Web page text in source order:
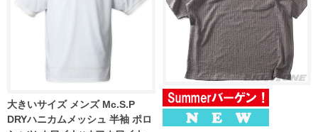
大きいサイズ メンズ Mc.S.P
DRYハニカムメッシュ 半袖 ポロ